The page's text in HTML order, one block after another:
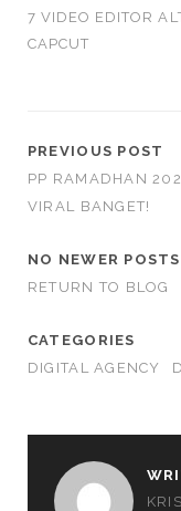
7 VIDEO EDITOR
CAPCUT
PREVIOUS POST
PP RAMADHAN
VIRAL BANGET!
NO NEWER POSTS
RETURN TO BLOG
CATEGORIES
DIGITAL AGENCY